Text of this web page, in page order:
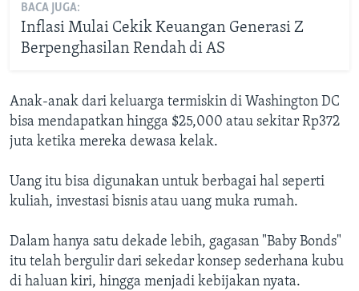
BACA JUGA:
Inflasi Mulai Cekik Keuangan Generasi Z
Berpenghasilan Rendah di AS
Anak-anak dari keluarga termiskin di Washington DC
bisa mendapatkan hingga $25,000 atau sekitar Rp372
juta ketika mereka dewasa kelak.
Uang itu bisa digunakan untuk berbagai hal seperti
kuliah, investasi bisnis atau uang muka rumah.
Dalam hanya satu dekade lebih, gagasan "Baby Bonds"
itu telah bergulir dari sekedar konsep sederhana kubu
di haluan kiri, hingga menjadi kebijakan nyata.